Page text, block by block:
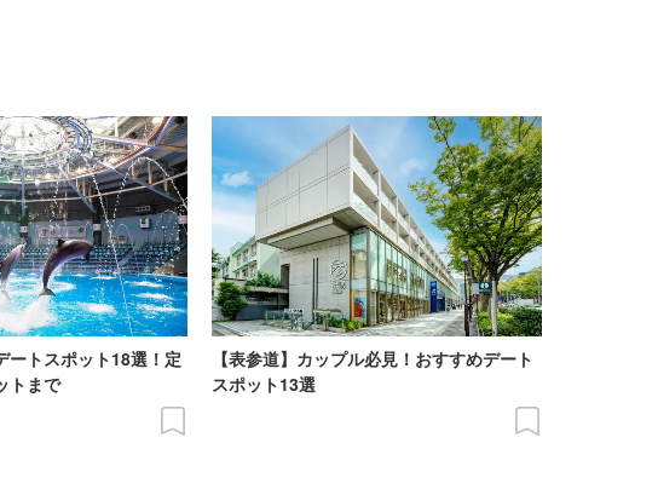
ートスポット18選！定
トまで
【表参道】カップル必見！おすすめデート
スポット13選